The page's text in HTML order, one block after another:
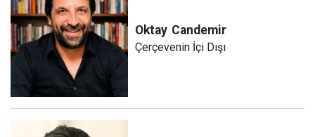
Oktay Candemir
Çerçevenin İçi Dışı